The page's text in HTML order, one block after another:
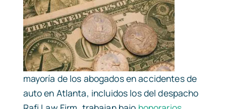
mayoría de los abogados en accidentes de
auto en Atlanta, incluidos los del despacho